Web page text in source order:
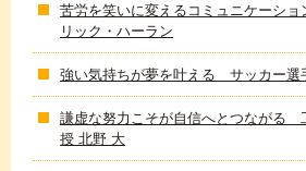
苦労を笑いに変えるコミュニケーシ
リック・ハーラン
強い気持ちが夢を叶える サッカー選
謙虚な努力こそが自信へとつながる
授 北野 大